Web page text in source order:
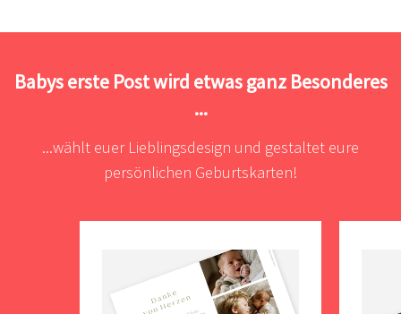
Babys erste Post wird etwas ganz Besonderes
...
...wählt euer Lieblingsdesign und gestaltet eure
persönlichen Geburtskarten!